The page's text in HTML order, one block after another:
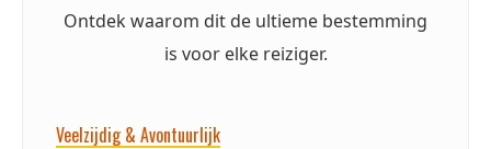
Ontdek waarom dit de ultieme bestemming
is voor elke reiziger.
Veelzijdig & Avontuurlijk